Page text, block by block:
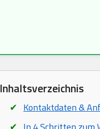
Inhaltsverzeichnis
Kontaktdaten &